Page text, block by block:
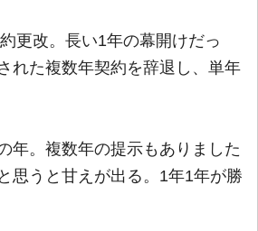
更改。長い1年の幕開けだっ
れた複数年契約を辞退し、単年
年。複数年の提示もありました
思うと甘えが出る。1年1年が勝